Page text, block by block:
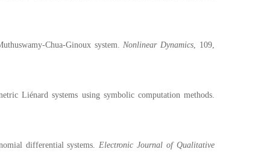
Chua-Ginoux system.Nonlinear Dynamics, 109,
Liénard systems using symbolic computation methods.
differential systems.Electronic Journal of Qualitative